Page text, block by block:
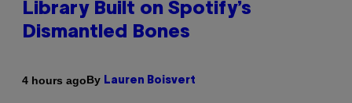
Library Built on Spotify’s
Dismantled Bones
4 hours agoBy Lauren Boisvert